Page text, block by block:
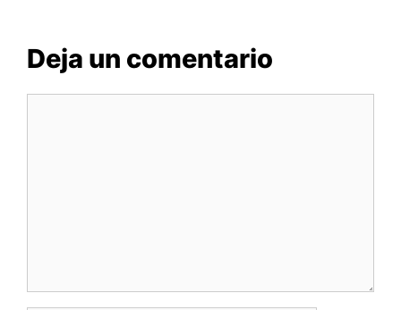
Deja un comentario